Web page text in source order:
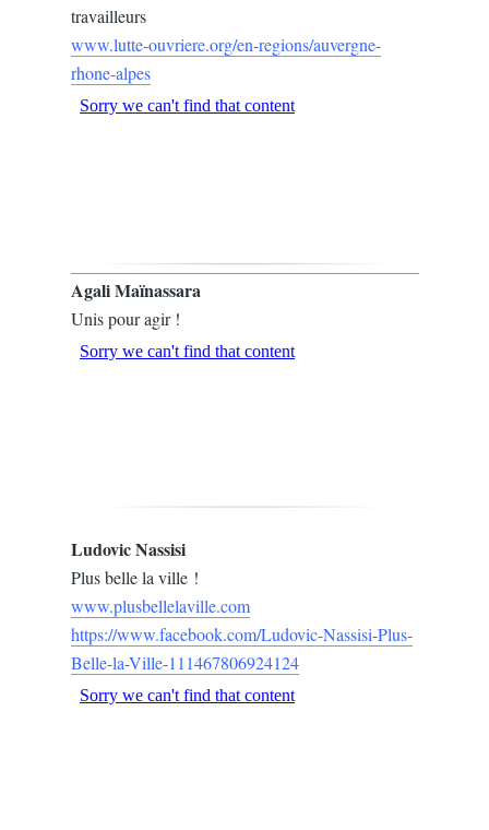
travailleurs
www.lutte-ouvriere.org/en-regions/auvergne-
rhone-alpes
Agali Maïnassara
Unis pour agir !
Ludovic Nassisi
Plus belle la ville !
www.plusbellelaville.com
https://www.facebook.com/Ludovic-Nassisi-Plus-
Belle-la-Ville-111467806924124